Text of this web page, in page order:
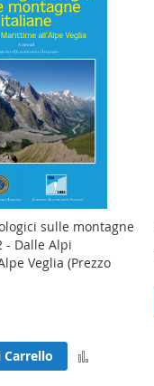
sulle montagne
- Dalle Alpi
Veglia (Prezzo
Carrello